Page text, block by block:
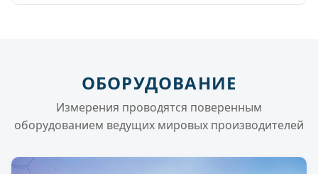
ОБОРУДОВАНИЕ
Измерения проводятся поверенным
оборудованием ведущих мировых производителей